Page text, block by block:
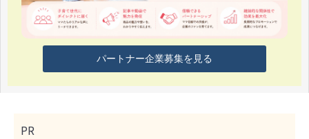
パートナー企業募集を見る
PR